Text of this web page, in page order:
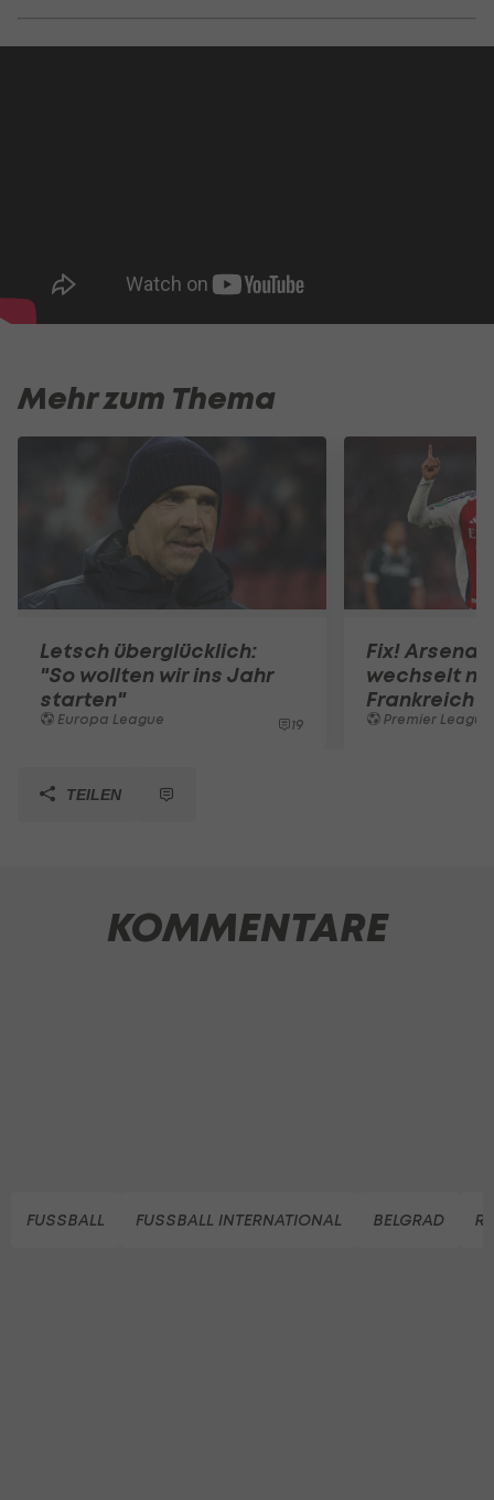
Mehr zum Thema
Letsch überglücklich:
"So wollten wir ins Jahr
starten"
Europa League 19
Fix!
wechselt
Frankreich
Premier League
TEILEN
KOMMENTARE
FUSSBALL FUSSBALL INTERNATIONAL BELGRAD